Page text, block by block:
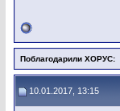
Поблагодарили ХОРУС:
10.01.2017, 13:15